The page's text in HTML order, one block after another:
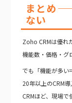
まとめ
ない
Zoho CRMは優れ
機能数・価格・グ
でも「機能が多い
20年以上のCRM
CRMほど、現場で